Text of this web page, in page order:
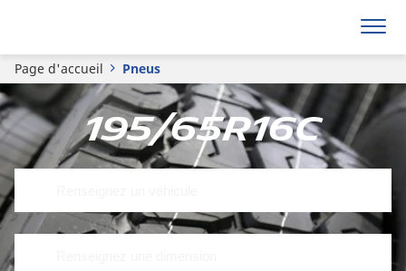
Page d'accueil Pneus
195/65R16C